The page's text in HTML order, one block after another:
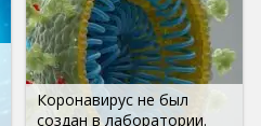
Коронавирус не был
создан в лаборатории.